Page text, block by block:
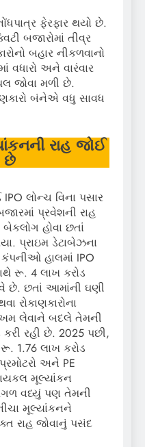
ફેરફાર થયો છે.
બજારોમાં તીવ્ર
બહાર નીકળવાનો
વધારો અને વારંવાર
જોવા મળી છે.
બંનેએ વધુ સાવધ
રાહ જોઈ
છે
લોન્ચ વિના પસાર
પ્રવેશની રાહ
હોવા છતાં
પ્રાઇમ ડેટાબેઝના
હાલમાં IPO
રૂ. 4 લાખ કરોડ
છે. છતાં આમાંની ઘણી
રોકાણકારોના
લેવાને બદલે તેમની
રહી છે. 2025 પછી,
1.76 લાખ કરોડ
અને PE
મૂલ્યાંકન
વધ્યું પણ તેમની
મૂલ્યાંકનને
રાહ જોવાનું પસંદ